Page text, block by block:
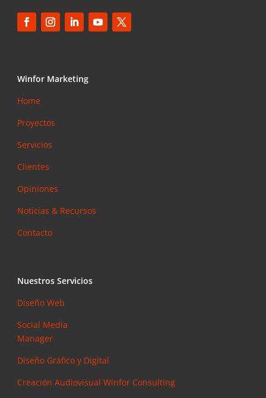
Winfor Marketing
Home
Proyectos
Servicios
Clientes
Opiniones
Noticias & Recursos
Contacto
Nuestros Servicios
Diseño Web
Social Media
Manager
Diseño Gráfico y Digital
Creación AudiovisualWinfor Consulting